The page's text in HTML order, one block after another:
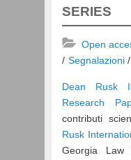
SERIES
Open
Segnalazioni
Dean Rusk
Research
contributi
Rusk
Georgia Law